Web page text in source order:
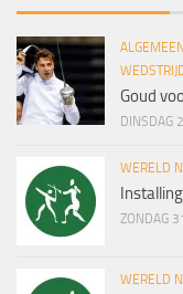
Goud
DINSDAG
WERELD
ZONDAG
WERELD